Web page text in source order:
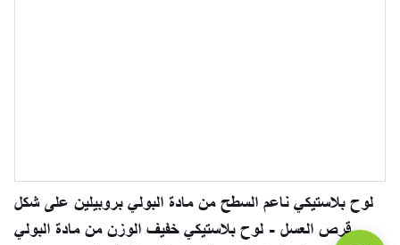
لوح بلاستيكي ناعم السطح من مادة البولي بروبيلين على شكل
قرص العسل - لوح بلاستيكي خفيف الوزن من مادة البولي